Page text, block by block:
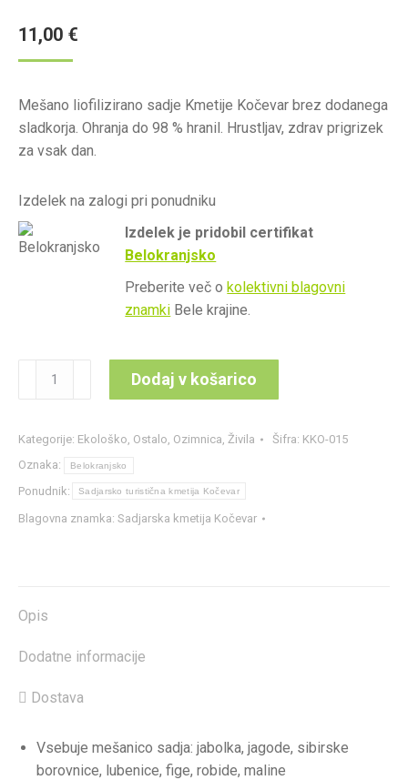
11,00 €
Mešano liofilizirano sadje Kmetije Kočevar brez dodanega
sladkorja. Ohranja do 98 % hranil. Hrustljav, zdrav prigrizek
za vsak dan.
Izdelek na zalogi pri ponudniku
Izdelek je pridobil certifikat
Belokranjsko
Preberite več okolektivni blagovni
znamki Bele krajine.
Liofilizirano
70g
|
Sadjarska
Kočevar
Dodaj v košarico
Kategorije: Ekološko, Ostalo, Ozimnica, Živila Šifra: KKO-015
Oznaka:
Belokranjsko
Ponudnik: Sadjarsko turistična kmetija Kočevar
Blagovna znamka: Sadjarska kmetija Kočevar
Opis
Dodatne informacije
Dostava
Vsebuje mešanico sadja: jabolka, jagode, sibirske
borovnice, lubenice, fige, robide, maline